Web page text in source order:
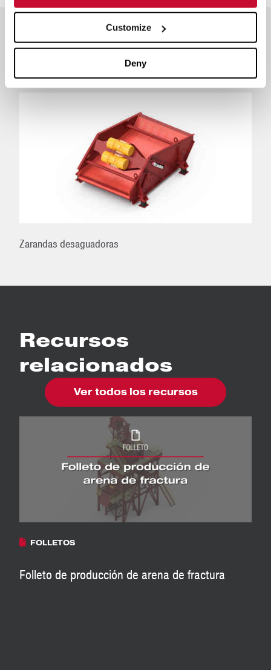
Customize
Deny
Productos
relacionados
Zarandas desaguadoras
Recursos
relacionados
Ver todos los recursos
FOLLETOS
Folleto de producción de arena de fractura